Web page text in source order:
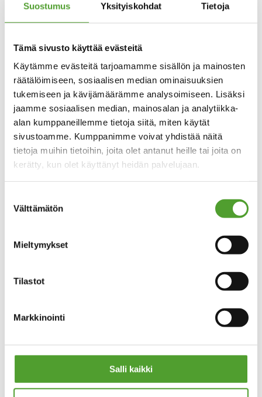
Suostumus Yksityiskohdat Tietoja
Tämä sivusto käyttää evästeitä
Käytämme evästeitä tarjoamamme sisällön ja mainosten
räätälöimiseen, sosiaalisen median ominaisuuksien
tukemiseen ja kävijämäärämme analysoimiseen. Lisäksi
jaamme sosiaalisen median, mainosalan ja analytiikka-
alan kumppaneillemme tietoja siitä, miten käytät
sivustoamme. Kumppanimme voivat yhdistää näitä
tietoja muihin tietoihin, joita olet antanut heille tai joita on
kerätty, kun olet käyttänyt heidän palvelujaan.
valinta
Välttämätön
Mieltymykset
Tilastot
Markkinointi
Salli kaikki
Olemme apunasi
Asiakaspalvelu
email algol-trehab@algol.fi
Evästeseloste
Huolto